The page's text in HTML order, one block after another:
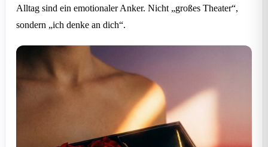
Alltag sind ein emotionaler Anker. Nicht „großes Theater“,
sondern „ich denke an dich“.